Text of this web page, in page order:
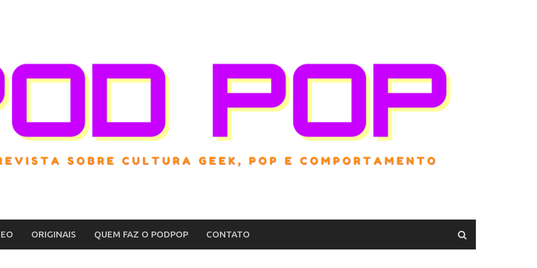
ORIGINAIS QUEM FAZ O PODPOP CONTATO